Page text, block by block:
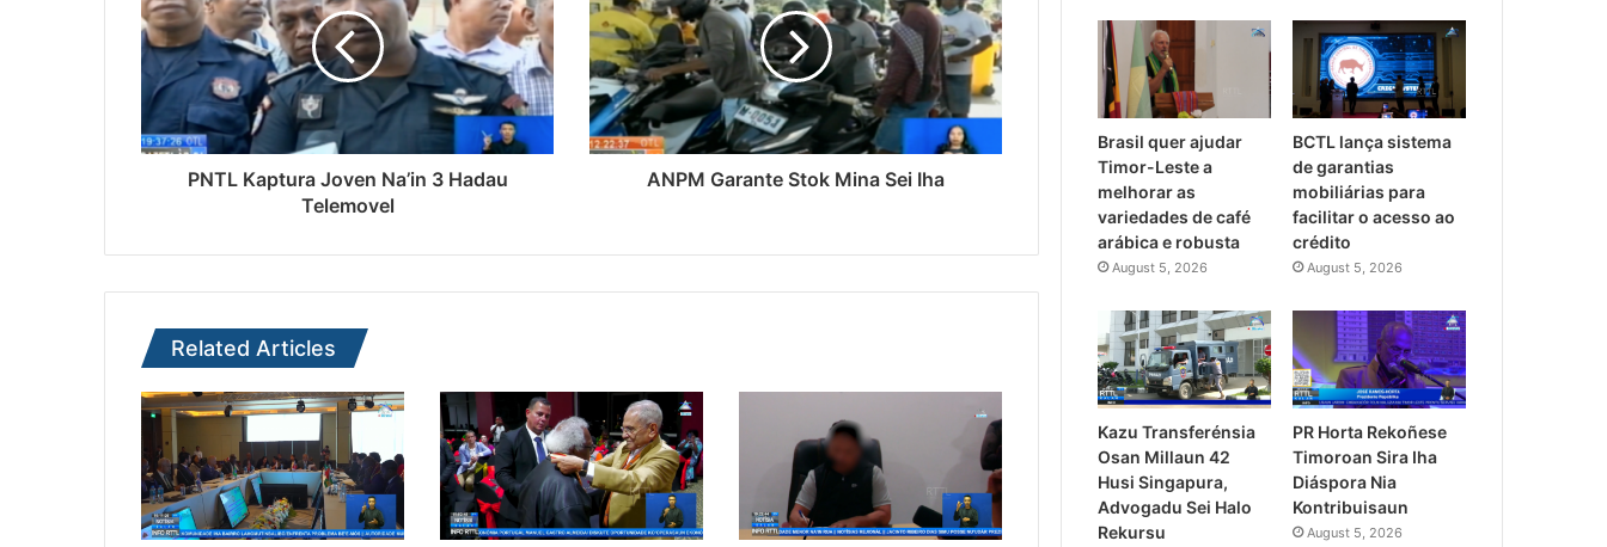
PNTL Kaptura Joven Na’in 3 Hadau
Telemovel
ANPM Garante Stok Mina Sei Iha
Related Articles
Brasil quer ajudar
Timor-Leste a
melhorar as
variedades de café
arábica e robusta
August 5, 2026
BCTL lança sistema
de garantias
mobiliárias para
facilitar o acesso ao
crédito
August 5, 2026
Kazu Transferénsia
Osan Millaun 42
Husi Singapura,
Advogadu Sei Halo
Rekursu
PR Horta Rekoñese
Timoroan Sira Iha
Diáspora Nia
Kontribuisaun
August 5, 2026